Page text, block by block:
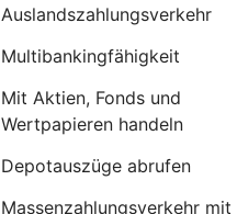
Auslandszahlungsverkehr
Multibankingfähigkeit
Mit Aktien, Fonds und
Wertpapieren handeln
Depotauszüge abrufen
Massenzahlungsverkehr mit